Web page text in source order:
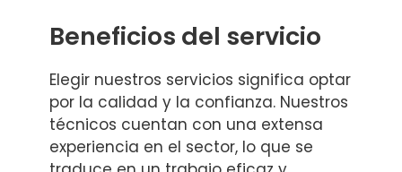
Beneficios del servicio
Elegir nuestros servicios significa optar
por la calidad y la confianza. Nuestros
técnicos cuentan con una extensa
experiencia en el sector, lo que se